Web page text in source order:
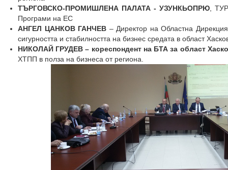
ТЪРГОВСКО-ПРОМИШЛЕНА ПАЛАТА - УЗУНКЬОПРЮ ,
Програми на ЕС
АНГЕЛ ЦАНКОВ ГАНЧЕВ – Директор на Областна
сигурността и стабилността на бизнес средата в област
НИКОЛАЙ ГРУДЕВ – кореспондент на БТА за област
ХТПП в полза на бизнеса от региона.